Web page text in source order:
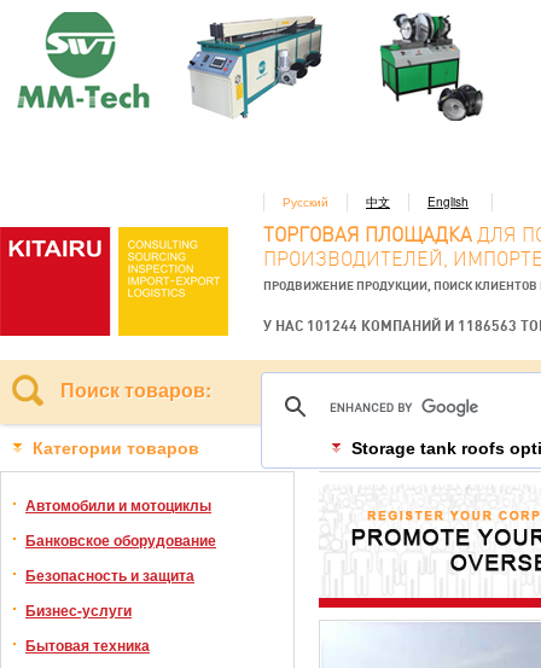
Русский 中文 English
ТОРГОВАЯ ПЛОЩАДКА ДЛЯ
ПРОИЗВОДИТЕЛЕЙ,
ПРОДВИЖЕНИЕ ПРОДУКЦИИ, ПОИСК КЛИЕНТОВ
У НАС 101244 КОМПАНИЙ И 1186563
Поиск товаров:
Категории товаров
Автомобили и мотоциклы
Банковское оборудование
Безопасность и защита
Бизнес-услуги
Бытовая техника
Storage tank roofs